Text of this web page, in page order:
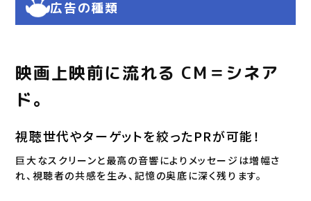
広告の種類
映画上映前に流れる CM＝シネア
ド。
視聴世代やターゲットを絞ったPRが可能！
巨大なスクリーンと最高の音響によりメッセージは増幅さ
れ、視聴者の共感を生み、記憶の奥底に深く残ります。